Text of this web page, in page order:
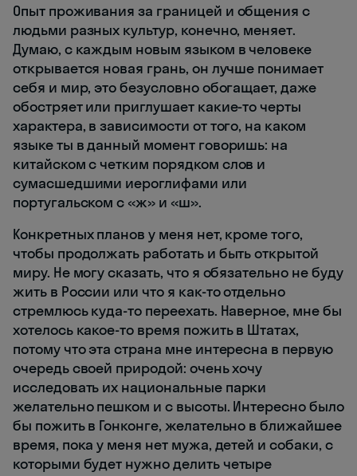
Опыт проживания за границей и общения с
людьми разных культур, конечно, меняет.
Думаю, с каждым новым языком в человеке
открывается новая грань, он лучше понимает
себя и мир, это безусловно обогащает, даже
обостряет или приглушает какие-то черты
характера, в зависимости от того, на каком
языке ты в данный момент говоришь: на
китайском с четким порядком слов и
сумасшедшими иероглифами или
португальском с «ж» и «ш».
Конкретных планов у меня нет, кроме того,
чтобы продолжать работать и быть открытой
миру. Не могу сказать, что я обязательно не буду
жить в России или что я как-то отдельно
стремлюсь куда-то переехать. Наверное, мне бы
хотелось какое-то время пожить в Штатах,
потому что эта страна мне интересна в первую
очередь своей природой: очень хочу
исследовать их национальные парки
желательно пешком и с высоты. Интересно было
бы пожить в Гонконге, желательно в ближайшее
время, пока у меня нет мужа, детей и собаки, с
которыми будет нужно делить четыре